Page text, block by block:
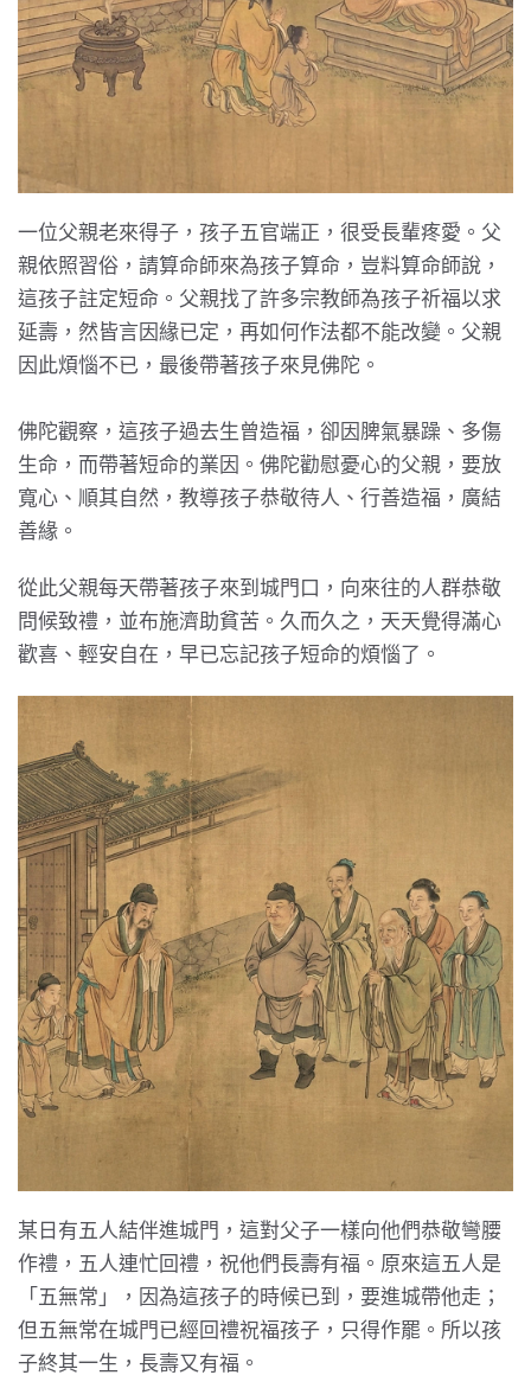
一位父親老來得子，孩子五官端正，很受長輩疼愛。父
親依照習俗，請算命師來為孩子算命，豈料算命師說，
這孩子註定短命。父親找了許多宗教師為孩子祈福以求
延壽，然皆言因緣已定，再如何作法都不能改變。父親
因此煩惱不已，最後帶著孩子來見佛陀。
佛陀觀察，這孩子過去生曾造福，卻因脾氣暴躁、多傷
生命，而帶著短命的業因。佛陀勸慰憂心的父親，要放
寬心、順其自然，教導孩子恭敬待人、行善造福，廣結
善緣。
從此父親每天帶著孩子來到城門口，向來往的人群恭敬
問候致禮，並布施濟助貧苦。久而久之，天天覺得滿心
歡喜、輕安自在，早已忘記孩子短命的煩惱了。
某日有五人結伴進城門，這對父子一樣向他們恭敬彎腰
作禮，五人連忙回禮，祝他們長壽有福。原來這五人是
「五無常」，因為這孩子的時候已到，要進城帶他走；
但五無常在城門已經回禮祝福孩子，只得作罷。所以孩
子終其一生，長壽又有福。